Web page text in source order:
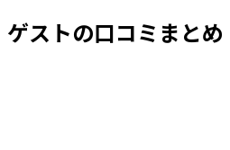
ゲストの口コミまとめ